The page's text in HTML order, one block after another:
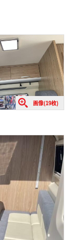
画像(19枚)